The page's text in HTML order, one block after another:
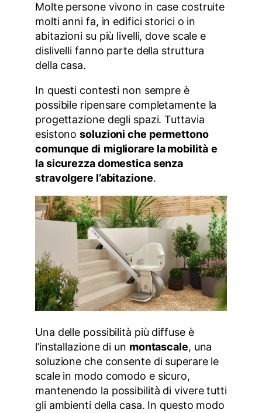
Molte persone vivono in case costruite
molti anni fa, in edifici storici o in
abitazioni su più livelli, dove scale e
dislivelli fanno parte della struttura
della casa.
In questi contesti non sempre è
possibile ripensare completamente la
progettazione degli spazi. Tuttavia
esistonosoluzioni che permettono
comunque di migliorare la mobilità e
la sicurezza domestica senza
stravolgere l’abitazione.
Una delle possibilità più diffuse è
l’installazione di un montascale, una
soluzione che consente di superare le
scale in modo comodo e sicuro,
mantenendo la possibilità di vivere tutti
gli ambienti della casa. In questo modo